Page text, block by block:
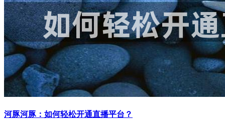
河豚河豚：如何轻松开通直播平台？